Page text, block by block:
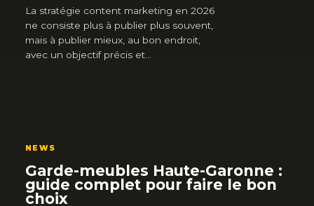
La stratégie content marketing en 2026
ne consiste plus à publier plus souvent,
mais à publier mieux, au bon endroit,
avec un objectif précis et…
NEWS
Garde-meubles Haute-Garonne :
guide complet pour faire le bon
choix